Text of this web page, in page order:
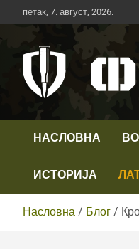
Скип
то
петак, 7. август, 2026.
НАСЛОВНА
ИСТОРИЈА
Насловна Блог